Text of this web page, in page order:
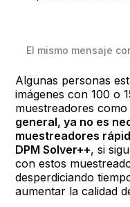
El mismo mensaje
Algunas personas
imágenes con 100 o
muestreadores como
general, ya no es
muestreadores
DPM Solver++, si
con estos
desperdiciando
aumentar la calidad